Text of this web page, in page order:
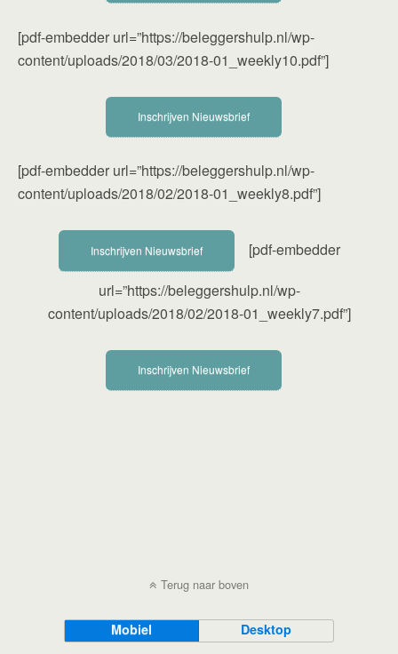
[pdf-embedder url=”https://beleggershulp.nl/wp-
content/uploads/2018/03/2018-01_weekly10.pdf”]
Inschrijven Nieuwsbrief
[pdf-embedder url=”https://beleggershulp.nl/wp-
content/uploads/2018/02/2018-01_weekly8.pdf”]
Inschrijven Nieuwsbrief
[pdf-embedder
url=”https://beleggershulp.nl/wp-
content/uploads/2018/02/2018-01_weekly7.pdf”]
Inschrijven Nieuwsbrief
Terug naar boven
Mobiel Desktop